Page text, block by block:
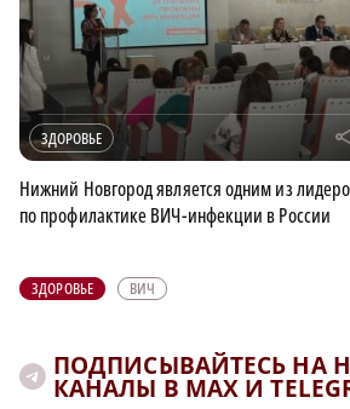
ЗДОРОВЬЕ
Нижний Новгород является одним из
по профилактике ВИЧ-инфекции в России
ЗДОРОВЬЕ ВИЧ
ПОДПИСЫВАЙТЕСЬ НА
КАНАЛЫ В MAX И